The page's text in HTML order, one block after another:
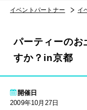
イベントパートナー イ
パーティーのお
すか？in京都
開催日
2009年10月27日